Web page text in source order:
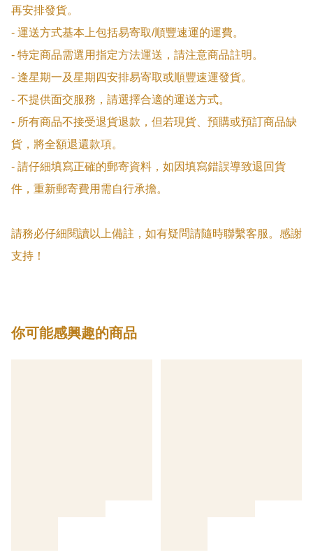
再安排發貨。
- 運送方式基本上包括易寄取/順豐速運的運費。
- 特定商品需選用指定方法運送，請注意商品註明。
- 逢星期一及星期四安排易寄取或順豐速運發貨。
- 不提供面交服務，請選擇合適的運送方式。
- 所有商品不接受退貨退款，但若現貨、預購或預訂商品缺
貨，將全額退還款項。
- 請仔細填寫正確的郵寄資料，如因填寫錯誤導致退回貨
件，重新郵寄費用需自行承擔。
請務必仔細閱讀以上備註，如有疑問請隨時聯繫客服。感謝
支持！
你可能感興趣的商品